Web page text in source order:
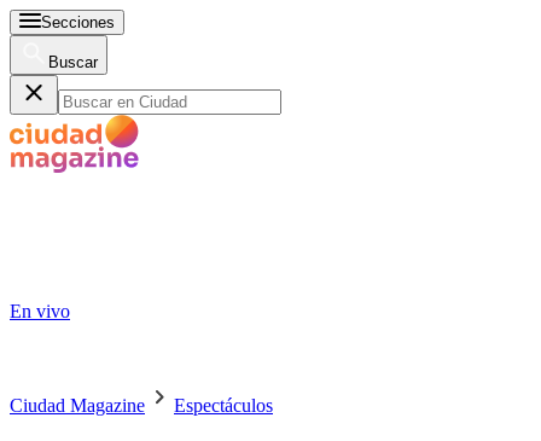
Secciones
Buscar
En vivo
Ciudad Magazine Espectáculos